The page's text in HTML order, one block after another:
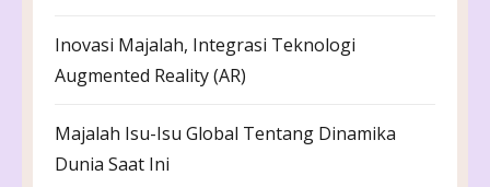
Inovasi Majalah, Integrasi Teknologi
Augmented Reality (AR)
Majalah Isu-Isu Global Tentang Dinamika
Dunia Saat Ini